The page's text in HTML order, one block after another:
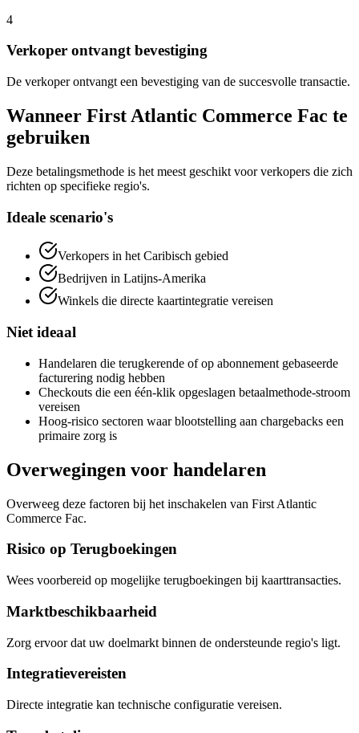
4
Verkoper ontvangt bevestiging
De verkoper ontvangt een bevestiging van de succesvolle transactie.
Wanneer First Atlantic Commerce Fac te
gebruiken
Deze betalingsmethode is het meest geschikt voor verkopers die zich
richten op specifieke regio's.
Ideale scenario's
Verkopers in het Caribisch gebied
Bedrijven in Latijns-Amerika
Winkels die directe kaartintegratie vereisen
Niet ideaal
Handelaren die terugkerende of op abonnement gebaseerde
facturering nodig hebben
Checkouts die een één-klik opgeslagen betaalmethode-stroom
vereisen
Hoog-risico sectoren waar blootstelling aan chargebacks een
primaire zorg is
Overwegingen voor handelaren
Overweeg deze factoren bij het inschakelen van First Atlantic
Commerce Fac.
Risico op Terugboekingen
Wees voorbereid op mogelijke terugboekingen bij kaarttransacties.
Marktbeschikbaarheid
Zorg ervoor dat uw doelmarkt binnen de ondersteunde regio's ligt.
Integratievereisten
Directe integratie kan technische configuratie vereisen.